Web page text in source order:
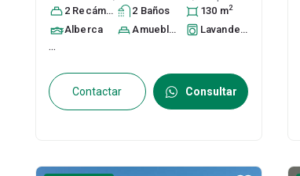
de Juárez, Guerrero, México, C.P. 39850
ID:28216283
2 Recámara s 2 Baños 130 m2
Alberca Amueblado Lavandería
...
Contactar Consultar